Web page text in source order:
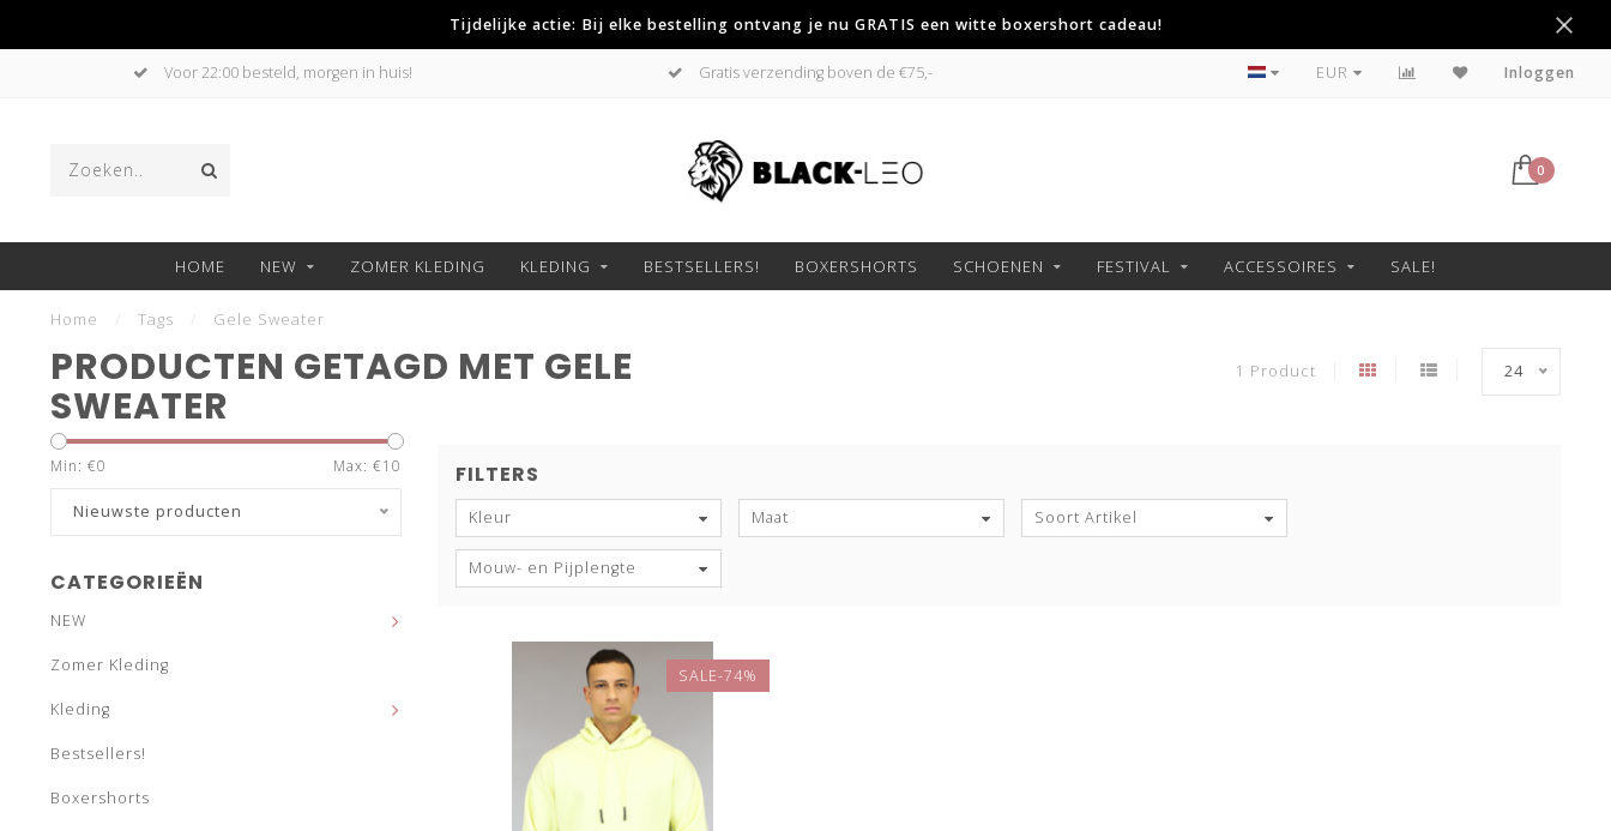
Tijdelijke actie: Bij elke bestelling ontvang je nu GRATIS een witte boxershort cadeau!
Voor 22:00 besteld, morgen in huis! Gratis verzending boven de €75,- Betaal achteraf met Klarna
EUR Inloggen
0
HOME NEW ZOMER KLEDING KLEDING BESTSELLERS! BOXERSHORTS SCHOENEN FESTIVAL ACCESSOIRES SALE!
Home Tags Gele Sweater
PRODUCTEN GETAGD MET GELE
SWEATER
1 Product 24
Min: €0 Max: €10
Nieuwste producten
CATEGORIEËN
NEW
Zomer Kleding
Kleding
Bestsellers!
Boxershorts
FILTERS
Kleur Maat Soort Artikel
Mouw- en Pijplengte
SALE-74%